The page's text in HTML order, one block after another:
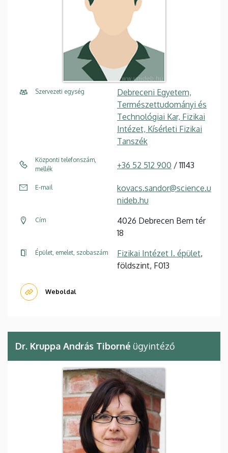
Szervezeti egység
Debreceni Egyetem,
Természettudományi és
Technológiai Kar, Fizikai
Intézet, Kísérleti Fizikai
Tanszék
Központi telefonszám,
mellék
+36 52 512 900 / 11143
E-mail
kovacs.sandor@science.u
nideb.hu
Cím
4026 Debrecen Bem tér
18
Épület, emelet, szobaszám Fizikai Intézet I. épület,
földszint, F013
Weboldal
Dr. Kruppa András Tiborné ügyintéző